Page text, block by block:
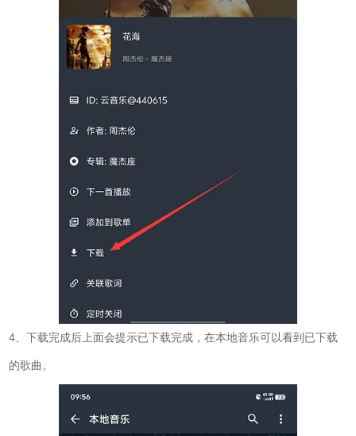
4、下载完成后上面会提示已下载完成，在本地音乐可以看到已下载
的歌曲。